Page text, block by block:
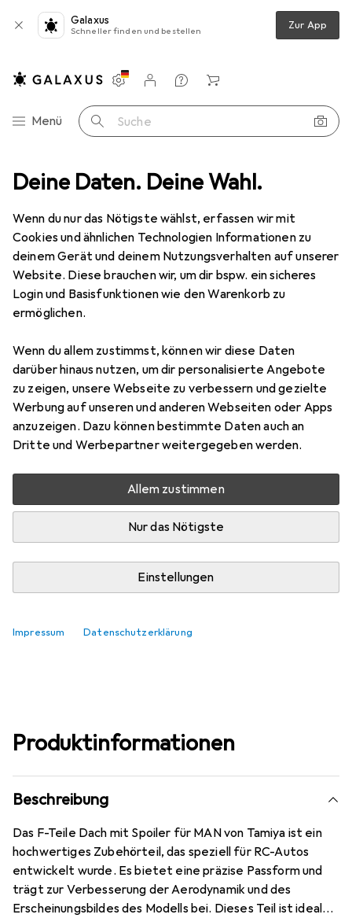
Deine Daten. Deine Wahl.
Wenn du nur das Nötigste wählst, erfassen wir mit
Cookies und ähnlichen Technologien Informationen zu
deinem Gerät und deinem Nutzungsverhalten auf unserer
Website. Diese brauchen wir, um dir bspw. ein sicheres
Login und Basisfunktionen wie den Warenkorb zu
ermöglichen.
Wenn du allem zustimmst, können wir diese Daten
darüber hinaus nutzen, um dir personalisierte Angebote
zu zeigen, unsere Webseite zu verbessern und gezielte
Werbung auf unseren und anderen Webseiten oder Apps
anzuzeigen. Dazu können bestimmte Daten auch an
Dritte und Werbepartner weitergegeben werden.
Allem zustimmen
Nur das Nötigste
Einstellungen
Impressum Datenschutzerklärung
Galaxus
Schneller finden und bestellen Zur App
Navigation nach Kategorien
Menü Suche
Einstellungen
Kundenkonto
Vergleichslisten
Merklisten
Warenkorb
RC Auto Zubehör Tamiya F-Teile Dach m. Spoiler MAN
TamiyaF-Teile Dach m. Spoiler MAN
EUR
18,99
Bewertungen
Zwischen Mi, 19.8. und Fr, 21.8. geliefert
Benachrichtigen, wenn schneller verfügbar
Lieferort angeben für genaue Lieferzeit
In den Warenkorb
Produktinformationen
Beschreibung
Das F-Teile Dach mit Spoiler für MAN von Tamiya ist ein
hochwertiges Zubehörteil, das speziell für RC-Autos
entwickelt wurde. Es bietet eine präzise Passform und
trägt zur Verbesserung der Aerodynamik und des
Erscheinungsbildes des Modells bei. Dieses Teil ist ideal